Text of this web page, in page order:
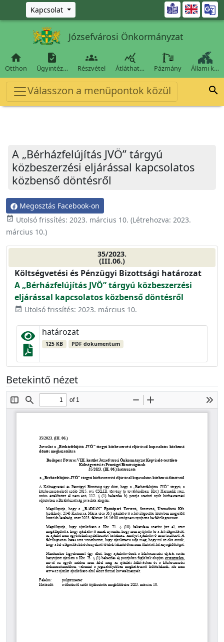
Ugrás a fő tartalomra
Kapcsolat 
Józsefvárosi Önkormányzat

Otthon

Ügyintéz…

Részvétel

Átláthat… Pázmány Állami k…
Válasszon a menüpontok közül 
A „Bérházfelújítás JVÖ” tárgyú
közbeszerzési eljárással kapcsolatos
közbenső döntésről
Megosztás Facebook-on
event_available Utolsó frissítés: 2023. március 10. (Létrehozva: 2023.
március 10.)
35/2023.
(III.06.)
Költségvetési és Pénzügyi Bizottsági határozat
A „Bérházfelújítás JVÖ” tárgyú közbeszerzési
eljárással kapcsolatos közbenső döntésről
event_available Utolsó frissítés: 2023. március 10.
határozat
125 KB PDF dokumentum
Betekintő nézet